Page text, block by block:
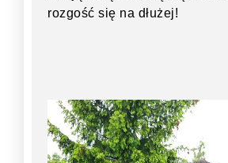
rozgość się na dłużej!